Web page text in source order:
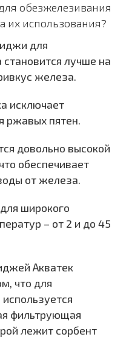
обезжелезивания
их использования?
для
лучше на
железа.
исключает
ржавых пятен.
довольно высокой
обеспечивает
от железа.
широкого
– от 2 и до 45
Акватек
что для
фильтрующая
лежит сорбент